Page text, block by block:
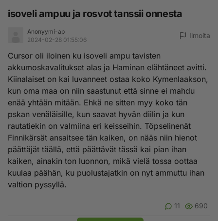
isoveli ampuu ja rosvot tanssii onnesta
Anonyymi-ap
2024-02-28 01:55:06
Ilmoita
Cursor oli iloinen ku isoveli ampu tavisten
akkumoskavalitukset alas ja Haminan elähtäneet avitti.
Kiinalaiset on kai luvanneet ostaa koko Kymenlaakson,
kun oma maa on niin saastunut että sinne ei mahdu
enää yhtään mitään. Ehkä ne sitten myy koko tän
pskan venäläisille, kun saavat hyvän diilin ja kun
rautatiekin on valmiina eri keisseihin. Töpselinenät
Finnikärsät ansaitsee tän kaiken, on nääs niin hienot
päättäjät täällä, että päättävät tässä kai pian ihan
kaiken, ainakin ton luonnon, mikä vielä tossa oottaa
kuulaa päähän, ku puolustajatkin on nyt ammuttu ihan
valtion pyssyllä.
11 690